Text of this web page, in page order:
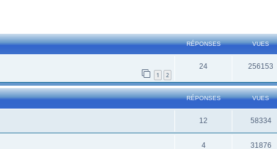
RÉPONSES VUES
1 2
24 256153
RÉPONSES VUES
12 58334
4 31876